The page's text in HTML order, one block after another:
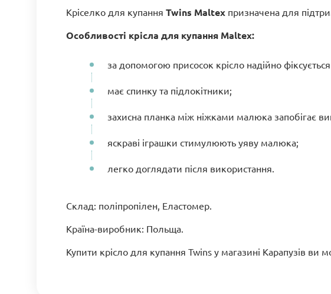
Кріселко для купання Twins Maltex призначена для
Особливості крісла для купання Maltex:
за допомогою присосок крісло надійно
має спинку та підлокітники;
захисна планка між ніжками малюка запобігає
яскраві іграшки стимулюють уяву малюка;
легко доглядати після використання.
Склад: поліпропілен, Еластомер.
Країна-виробник: Польща.
Купити крісло для купання Twins у магазині Карапузів